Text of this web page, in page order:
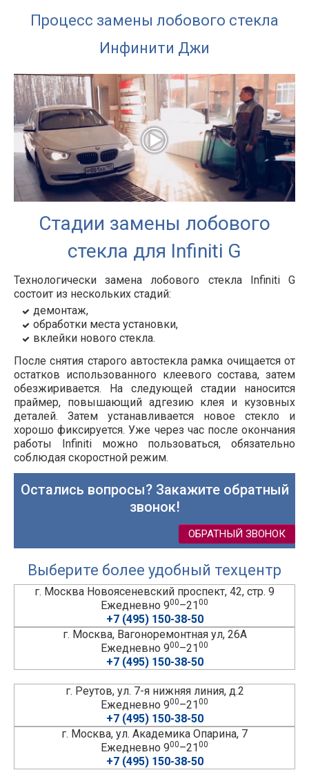
Процесс замены лобового стекла
Инфинити Джи
Стадии замены лобового
стекла для Infiniti G
Технологически замена лобового стекла Infiniti G
состоит из нескольких стадий:
демонтаж,
обработки места установки,
вклейки нового стекла.
После снятия старого автостекла рамка очищается от
остатков использованного клеевого состава, затем
обезжиривается. На следующей стадии наносится
праймер, повышающий адгезию клея и кузовных
деталей. Затем устанавливается новое стекло и
хорошо фиксируется. Уже через час после окончания
работы Infiniti можно пользоваться, обязательно
соблюдая скоростной режим.
Остались вопросы? Закажите обратный
звонок!
ОБРАТНЫЙ ЗВОНОК
Выберите более удобный техцентр
г. Москва Новоясеневский проспект, 42, стр. 9
Ежедневно 900–2100
+7 (495) 150-38-50
г. Москва, Вагоноремонтная ул, 26А
Ежедневно 900–2100
+7 (495) 150-38-50
г. Реутов, ул. 7-я нижняя линия, д.2
Ежедневно 900–2100
+7 (495) 150-38-50
г. Москва, ул. Академика Опарина, 7
Ежедневно 900–2100
+7 (495) 150-38-50